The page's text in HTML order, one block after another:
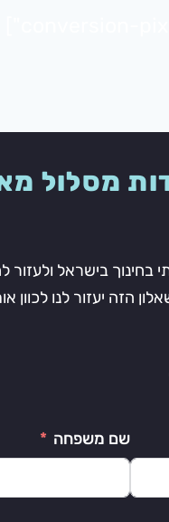
מסלול
בישראל ולעזור
הזה יעזור לנו לכוון
שם משפחה